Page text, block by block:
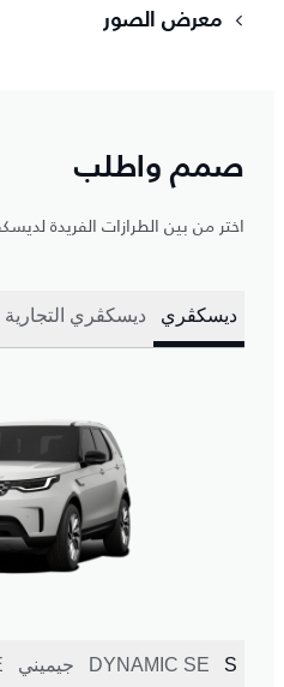
معرض الصور
صمم واطلب
اختر من بين الطرازات الفريدة
ديسكڤري ديسكڤري التجارية
S
DYNAMIC SE جيميني